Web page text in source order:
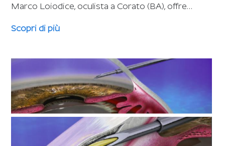
Marco Loiodice, oculista a Corato (BA), offre…
Scopri di più